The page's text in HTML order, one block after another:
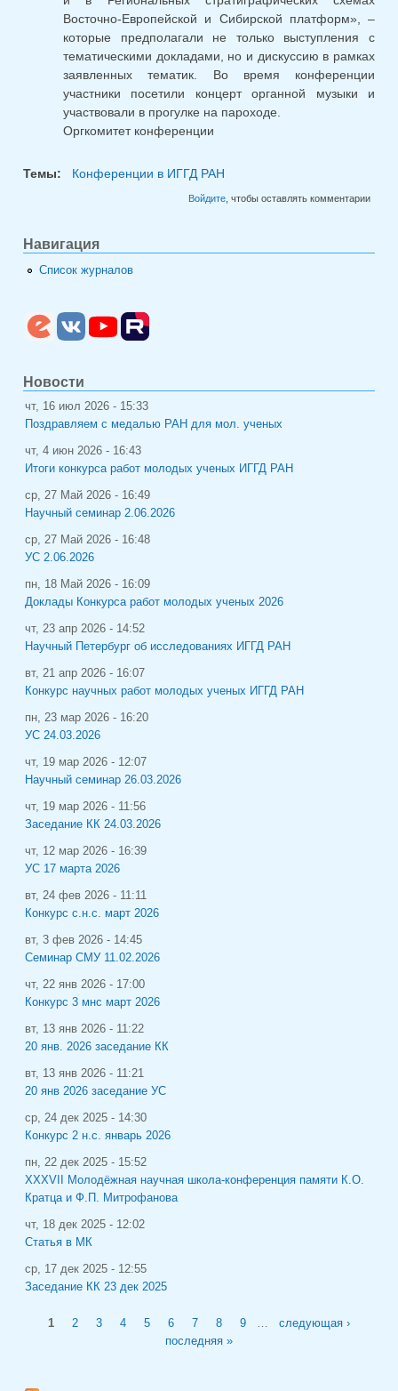
Восточно-Европейской и Сибирской платформ», –
которые предполагали не только выступления с
тематическими докладами, но и дискуссию в рамках
заявленных тематик. Во время конференции
участники посетили концерт органной музыки и
участвовали в прогулке на пароходе.
Оргкомитет конференции
Темы: Конференции в ИГГД РАН
Войдите, чтобы оставлять комментарии
Навигация
Список журналов
Новости
чт, 16 июл 2026 - 15:33
Поздравляем с медалью РАН для мол. ученых
чт, 4 июн 2026 - 16:43
Итоги конкурса работ молодых ученых ИГГД РАН
ср, 27 Май 2026 - 16:49
Научный семинар 2.06.2026
ср, 27 Май 2026 - 16:48
УС 2.06.2026
пн, 18 Май 2026 - 16:09
Доклады Конкурса работ молодых ученых 2026
чт, 23 апр 2026 - 14:52
Научный Петербург об исследованиях ИГГД РАН
вт, 21 апр 2026 - 16:07
Конкурс научных работ молодых ученых ИГГД РАН
пн, 23 мар 2026 - 16:20
УС 24.03.2026
чт, 19 мар 2026 - 12:07
Научный семинар 26.03.2026
чт, 19 мар 2026 - 11:56
Заседание КК 24.03.2026
чт, 12 мар 2026 - 16:39
УС 17 марта 2026
вт, 24 фев 2026 - 11:11
Конкурс с.н.с. март 2026
вт, 3 фев 2026 - 14:45
Семинар СМУ 11.02.2026
чт, 22 янв 2026 - 17:00
Конкурс 3 мнс март 2026
вт, 13 янв 2026 - 11:22
20 янв. 2026 заседание КК
вт, 13 янв 2026 - 11:21
20 янв 2026 заседание УС
ср, 24 дек 2025 - 14:30
Конкурс 2 н.с. январь 2026
пн, 22 дек 2025 - 15:52
XXXVII Молодёжная научная школа-конференция памяти К.О.
Кратца и Ф.П. Митрофанова
чт, 18 дек 2025 - 12:02
Статья в МК
ср, 17 дек 2025 - 12:55
Заседание КК 23 дек 2025
Страницы
1 2 3 4 5 6 7 8 9 …
следующая ›
последняя »